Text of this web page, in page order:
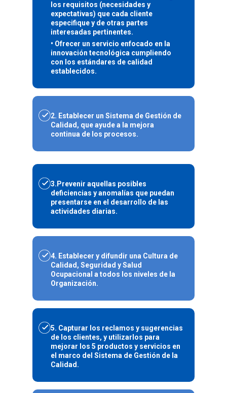
los requisitos (necesidades y
expectativas) que cada cliente
especifique y de otras partes
interesadas pertinentes.
• Ofrecer un servicio enfocado en la
innovación tecnológica cumpliendo
con los estándares de calidad
establecidos.
2. Establecer un Sistema de Gestión de
Calidad, que ayude a la mejora
continua de los procesos.
3.Prevenir aquellas posibles
deficiencias y anomalías que puedan
presentarse en el desarrollo de las
actividades diarias.
4. Establecer y difundir una Cultura de
Calidad, Seguridad y Salud
Ocupacional a todos los niveles de la
Organización.
5. Capturar los reclamos y sugerencias
de los clientes, y utilizarlos para
mejorar los 5 productos y servicios en
el marco del Sistema de Gestión de la
Calidad.